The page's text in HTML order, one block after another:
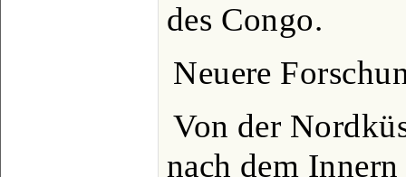
des Congo.
Neuere
Von der
nach dem